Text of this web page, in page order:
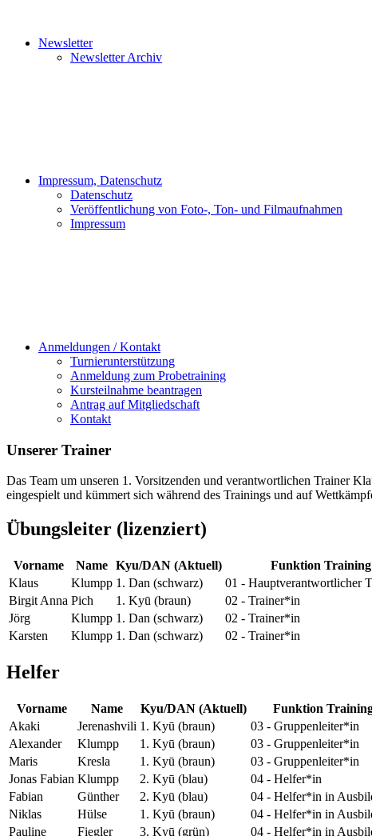
Newsletter
Newsletter Archiv
Impressum, Datenschutz
Datenschutz
Veröffentlichung von Foto-, Ton- und Filmaufnahmen
Impressum
Anmeldungen / Kontakt
Turnierunterstützung
Anmeldung zum Probetraining
Kursteilnahme beantragen
Antrag auf Mitgliedschaft
Kontakt
Unserer Trainer
Das Team um unseren 1. Vorsitzenden und verantwortlichen Trainer
eingespielt und kümmert sich während des Trainings und auf
Übungsleiter (lizenziert)
Vorname Name Kyu/DAN (Aktuell)
Funktion Training
Klaus
Klumpp 1. Dan (schwarz)
01 - Hauptverantwortlicher
Birgit Anna Pich 1. Kyū (braun)
02 - Trainer*in
Jörg
Klumpp 1. Dan (schwarz)
02 - Trainer*in
Karsten
Klumpp 1. Dan (schwarz) 02 - Trainer*in
Helfer
Vorname Name Kyu/DAN (Aktuell)
Funktion
Akaki
Jerenashvili 1. Kyū (braun)
03 - Gruppenleiter*in
Alexander
Klumpp 1. Kyū (braun)
03 - Gruppenleiter*in
Maris
Kresla 1. Kyū (braun)
03 - Gruppenleiter*in
Jonas Fabian Klumpp 2. Kyū (blau)
04 - Helfer*in
Fabian
Günther 2. Kyū (blau)
04 - Helfer*in in
Niklas
Hülse 1. Kyū (braun)
04 - Helfer*in in
Pauline
Fiegler 3. Kyū (grün)
04 - Helfer*in in